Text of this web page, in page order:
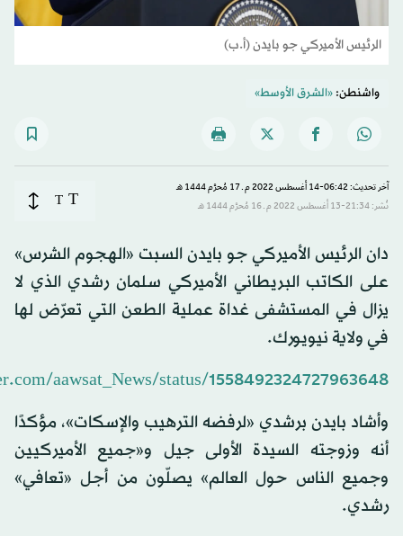
الرئيس الأميركي جو بايدن (أ.ب)
واشنطن:«الشرق الأوسط»
آخر تحديث: 06:42-14 أغسطس 2022 م ـ 17 مُحرَّم 1444 هـ
نُشر: 21:34-13 أغسطس 2022 م ـ 16 مُحرَّم 1444 هـ
T
T
دان الرئيس الأميركي جو بايدن السبت «الهجوم الشرس»
على الكاتب البريطاني الأميركي سلمان رشدي الذي لا
يزال في المستشفى غداة عملية الطعن التي تعرّض لها
في ولاية نيويورك.
aawsat_News/status/1558492324727963648
وأشاد بايدن برشدي «لرفضه الترهيب والإسكات»، مؤكدًا
أنه وزوجته السيدة الأولى جيل و«جميع الأميركيين
وجميع الناس حول العالم» يصلّون من أجل «تعافي»
رشدي.